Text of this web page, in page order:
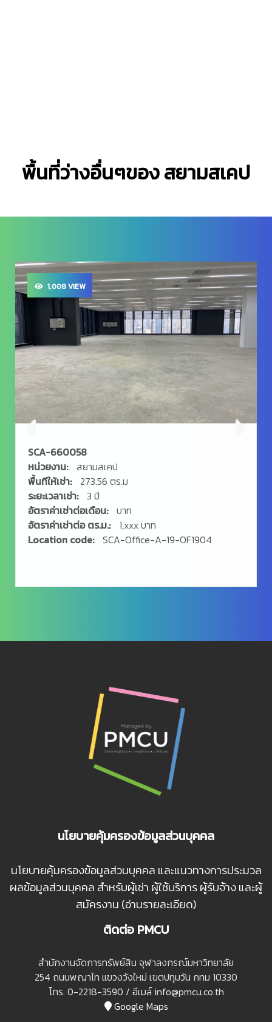
พื้นที่ว่างอื่นๆของ สยามสเคป
1,008 VIEW
SCA-660058
หน่วยงาน: สยามสเคป
พื้นทีให้เช่า:
273.56 ตร.ม
ระยะเวลาเช่า: 3 ปี
อัตราค่าเช่าต่อเดือน: บาท
อัตราค่าเช่าต่อ ตร.ม.:
1,xxx บาท
Location code: SCA-Office-A-19-OF1904
นโยบายคุ้มครองข้อมูลส่วนบุคคล
นโยบายคุ้มครองข้อมูลส่วนบุคคล และแนวทางการประมวล
ผลข้อมูลส่วนบุคคล สำหรับผู้เช่า ผู้ใช้บริการ ผู้รับจ้าง และผู้
สมัครงาน (อ่านรายละเอียด)
ติดต่อ PMCU
สํานักงานจัดการทรัพย์สิน จุฬาลงกรณ์มหาวิทยาลัย
254 ถนนพญาไท แขวงวังใหม่ เขตปทุมวัน กทม 10330
โทร. 0-2218-3590 / อีเมล์ info@pmcu.co.th
Google Maps